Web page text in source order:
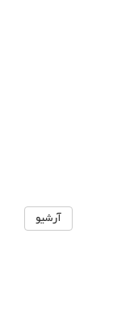
آرشیو